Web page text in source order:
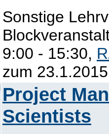
Sonstige
9:00 - 15:30,
zum 23.1.2015
Project
Scientists